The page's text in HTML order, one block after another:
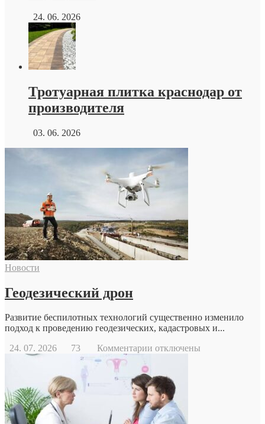
24. 06. 2026
Тротуарная плитка краснодар от
производителя
03. 06. 2026
Новости
Геодезический дрон
Развитие беспилотных технологий существенно изменило
подход к проведению геодезических, кадастровых и...
24. 07. 2026
73 Комментарии к
дрон
отключены